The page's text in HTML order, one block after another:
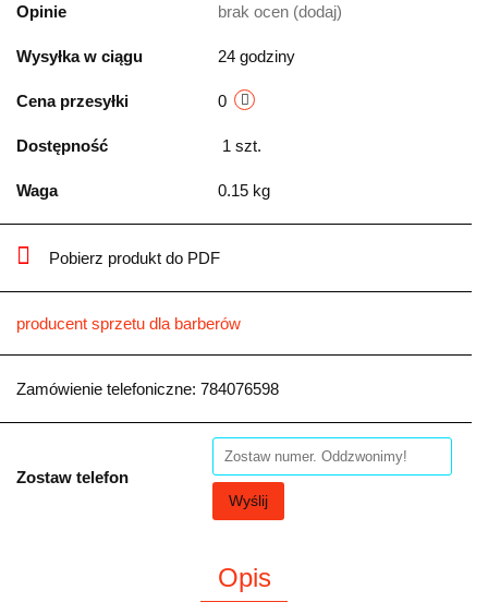
Opinie brak ocen (dodaj)
Wysyłka w ciągu 24 godziny
Cena przesyłki 0
Dostępność 1 szt.
Waga 0.15 kg
Pobierz produkt do PDF
producent sprzetu dla barberów
Zamówienie telefoniczne: 784076598
Zostaw telefon
Wyślij
Opis